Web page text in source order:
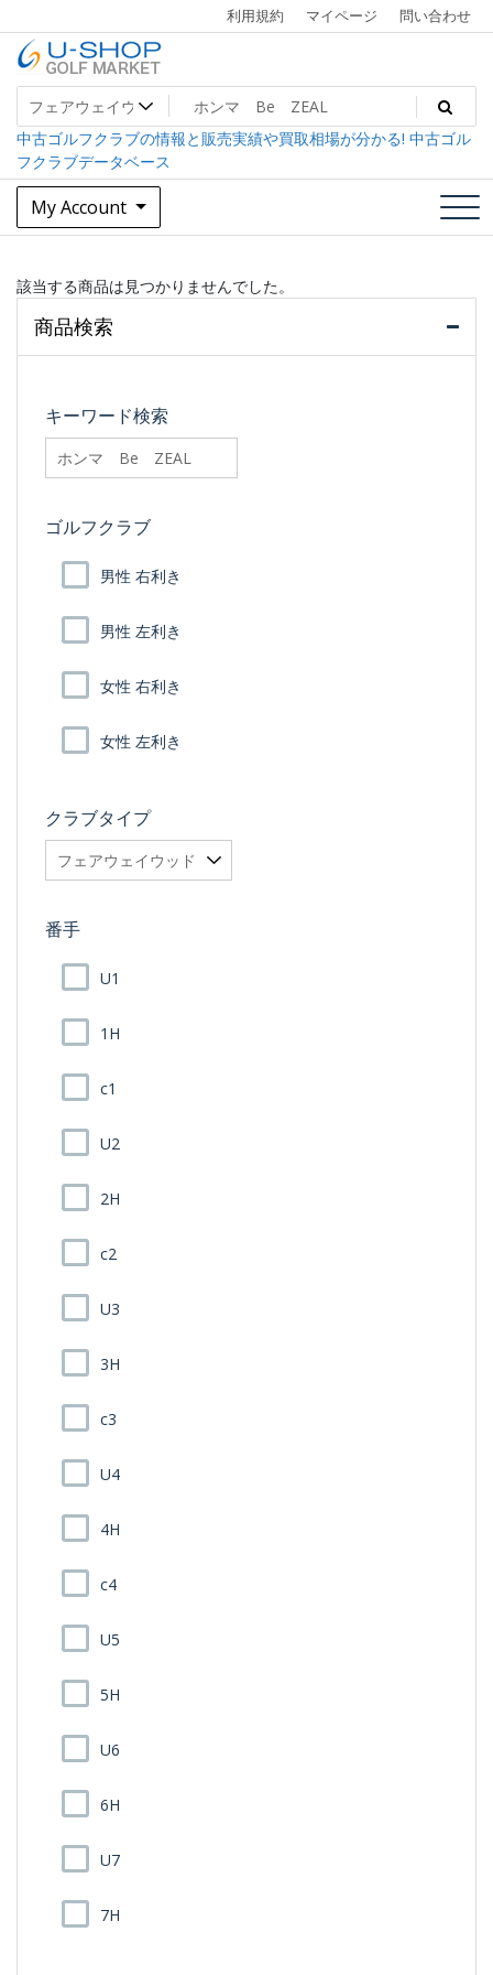
to
content
利用規約 マイページ 問い合わせ
U-SHOP Golf Market dev
中古ゴルフクラブ最大級！U-SHOPゴルフマーケット
中古ゴルフクラブの情報と販売実績や買取相場が分かる! 中古ゴル
フクラブデータベース
My Account
該当する商品は見つかりませんでした。
商品検索
キーワード検索
searchfilter_pro
ゴルフクラブ
男性 右利き
男性 左利き
女性 右利き
女性 左利き
クラブタイプ
番手
U1
1H
c1
U2
2H
c2
U3
3H
c3
U4
4H
c4
U5
5H
U6
6H
U7
7H